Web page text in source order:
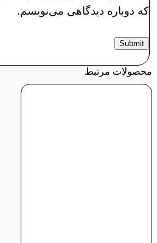
که دوباره دیدگاهی می‌نویسم.
محصولات مرتبط